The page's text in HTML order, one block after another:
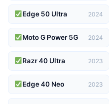
Edge 50 Ultra 2024
Moto G Power 5G 2024
Razr 40 Ultra 2023
Edge 40 Neo 2023